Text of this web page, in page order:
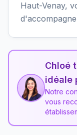
Haut-Venay,
Chloé
idéale
Notre
vous